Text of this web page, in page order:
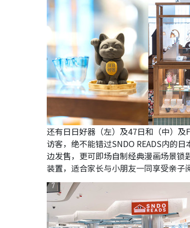
还有日日好器（左）及47日和（中）及
访客，绝不能错过SNDO READS内的
边发售，更可即场自制经典漫画场景锁
装置，适合家长与小朋友一同享受亲子